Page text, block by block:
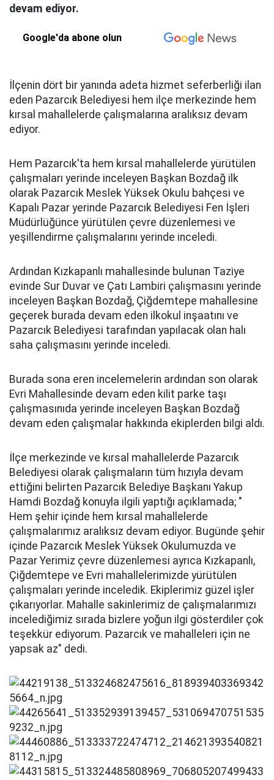
devam ediyor.
Google'da abone olun
İlçenin dört bir yanında adeta hizmet seferberliği ilan
eden Pazarcık Belediyesi hem ilçe merkezinde hem
kırsal mahallelerde çalışmalarına aralıksız devam
ediyor.
Hem Pazarcık'ta hem kırsal mahallelerde yürütülen
çalışmaları yerinde inceleyen Başkan Bozdağ ilk
olarak Pazarcık Meslek Yüksek Okulu bahçesi ve
Kapalı Pazar yerinde Pazarcık Belediyesi Fen İşleri
Müdürlüğünce yürütülen çevre düzenlemesi ve
yeşillendirme çalışmalarını yerinde inceledi.
Ardından Kızkapanlı mahallesinde bulunan Taziye
evinde Sur Duvar ve Çatı Lambiri çalışmasını yerinde
inceleyen Başkan Bozdağ, Çiğdemtepe mahallesine
geçerek burada devam eden ilkokul inşaatını ve
Pazarcık Belediyesi tarafından yapılacak olan halı
saha çalışmasını yerinde inceledi.
Burada sona eren incelemelerin ardından son olarak
Evri Mahallesinde devam eden kilit parke taşı
çalışmasınıda yerinde inceleyen Başkan Bozdağ
devam eden çalışmalar hakkında ekiplerden bilgi aldı.
İlçe merkezinde ve kırsal mahallelerde Pazarcık
Belediyesi olarak çalışmaların tüm hızıyla devam
ettiğini belirten Pazarcık Belediye Başkanı Yakup
Hamdi Bozdağ konuyla ilgili yaptığı açıklamada; "
Hem şehir içinde hem kırsal mahallelerde
çalışmalarımız aralıksız devam ediyor. Bugünde şehir
içinde Pazarcık Meslek Yüksek Okulumuzda ve
Pazar Yerimiz çevre düzenlemesi ayrıca Kızkapanlı,
Çiğdemtepe ve Evri mahallelerimizde yürütülen
çalışmaları yerinde inceledik. Ekiplerimiz güzel işler
çıkarıyorlar. Mahalle sakinlerimiz de çalışmalarımızı
incelediğimiz sırada bizlere yoğun ilgi gösterdiler çok
teşekkür ediyorum. Pazarcık ve mahalleleri için ne
yapsak az" dedi.